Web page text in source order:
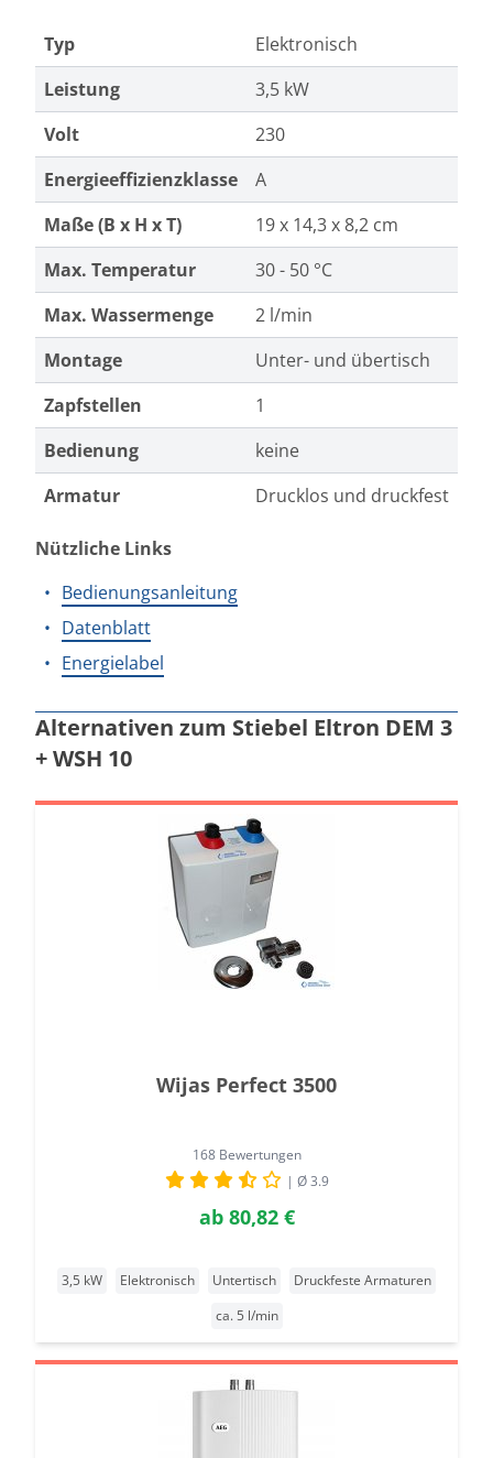
Typ
Elektronisch
Leistung
3,5 kW
Volt
230
Energieeffizienzklasse
A
Maße (B x H x T)
19 x 14,3 x 8,2 cm
Max. Temperatur
30 - 50 °C
Max. Wassermenge
2 l/min
Montage
Unter- und übertisch
Zapfstellen
1
Bedienung
keine
Armatur
Drucklos und druckfest
Nützliche Links
Bedienungsanleitung
Datenblatt
Energielabel
Alternativen zum Stiebel Eltron DEM 3
+ WSH 10
Wijas Perfect 3500
168 Bewertungen
| Ø 3.9
ab80,82 €
3,5 kW Elektronisch Untertisch
Druckfeste Armaturen
ca. 5 l/min